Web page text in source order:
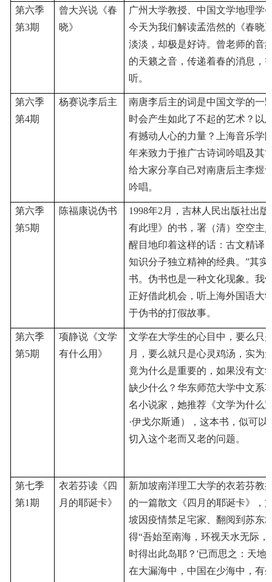
第六季
第3期
曾大兴说《春
晓》
广州大学教授、中国文学地理学
今天为我们解读孟浩然的《春晓
淡淡，却极是好诗。曾老师的音
的天籁之音，传递着春的消息，
听。
第六季
第4期
杨赛说李后主
南唐李后主的词是中国文学的一
时会产生如此了不起的艺术？以
有撼动人心的力量？上海音乐学
年来致力于推广古诗词吟唱及其
给大家分享自己对南唐后主李煜
吟唱。
第六季
第5期
陈福康说伪书
1998年2月，吉林人民出版社出版
有此理》的书，署（清）空空主
醒目地印着这样的话：古文精译
知识分子独立精神的经典。”其
书。伪书也是一种文化现象。我
正好借此机会，听上海外国语大
于伪书的打假故事。
第六季
第5期
项静说《文学
有什么用》
文学在大学生的心目中，要么只
月，要么就只是心灵鸡汤，实为
竟为什么是重要的，如果没有文
缺少什么？华东师范大学中文系
名小说家，她推荐《文学为什么
·伊戈尔斯通），这本书，似可以
切入这个老而又老的问题。
第七季
第1期
衣若芬读《四
月的耶诞卡》
新加坡南洋理工大学的衣若芬教
的一篇散文《四月的耶诞卡》，
坡因疫情禁足宅家、翻阅到苏东
得“吾始至南海，环视天水无际
时得出此岛耶？'已而思之：天地
在大漏海中，中国在少海中，有